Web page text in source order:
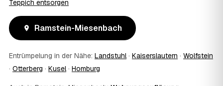
oder die eigene Dokumentation.
Nicht zwingend. Viele Kunden in Ramstein-Miesenbach
sind nur zur Übergabe und zum Abschluss vor Ort; den
stimmen Sie direkt mit dem Entrümpler ab.
10 Was ist im Festpreis enthalten?
Teppich entsorgen
Ramstein-Miesenbach
Entrümpelung in der Nähe: Landstuhl· Kaiserslautern · Wolfstein
· Otterberg · Kusel· Homburg